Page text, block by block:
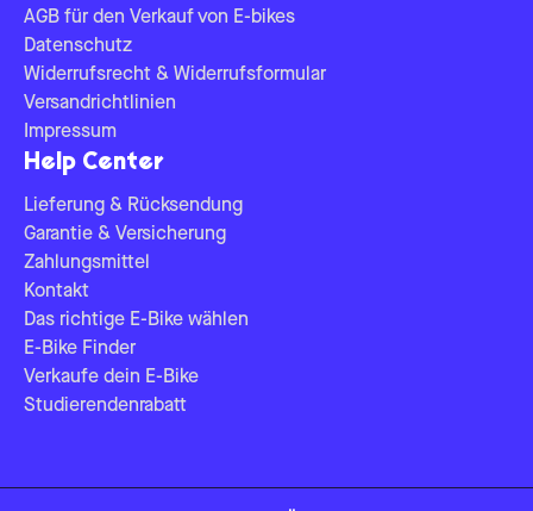
AGB für den Verkauf von E-bikes
Datenschutz
Widerrufsrecht & Widerrufsformular
Versandrichtlinien
Impressum
Help Center
Lieferung & Rücksendung
Garantie & Versicherung
Zahlungsmittel
Kontakt
Das richtige E-Bike wählen
E-Bike Finder
Verkaufe dein E-Bike
Studierendenrabatt